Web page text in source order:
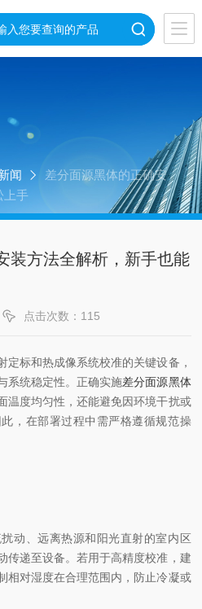
闻
差分面源黑体的正确安
上手
装方法全解析，新手也能
点击次数：115
标和热成像系统校准的关键设备，
系统稳定性。正确实施差分面源黑体
温度均匀性，还能避免因环境干扰或
，在部署过程中需严格遵循规范操
、远离热源和阳光直射的室内区
传递至设备。若用于高精度校准，建
相对湿度在合理范围内，防止冷凝或